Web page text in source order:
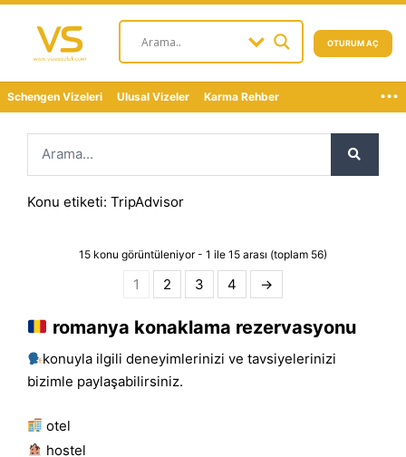
OTURUM AÇ
Schengen Vizeleri Ulusal Vizeler Karma Rehber ...
Konu etiketi: TripAdvisor
15 konu görüntüleniyor - 1 ile 15 arası (toplam 56)
1 2 3 4 →
romanya konaklama rezervasyonu
konuyla ilgili deneyimlerinizi ve tavsiyelerinizi
bizimle paylaşabilirsiniz.
otel
hostel